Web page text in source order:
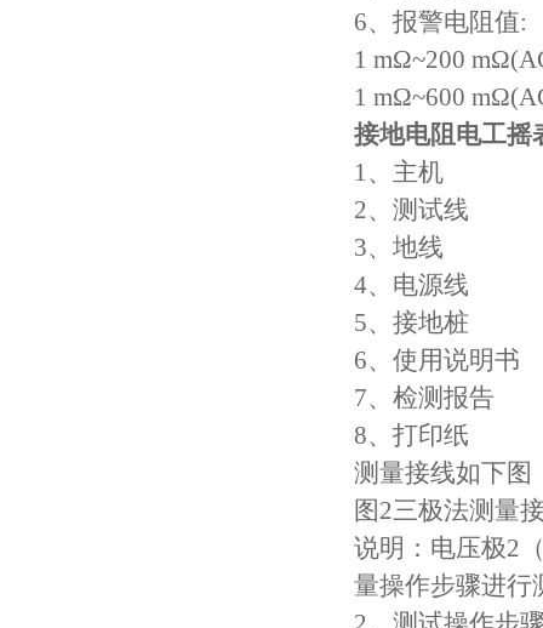
6、报警电阻值:
1 mΩ~200
1 mΩ~600
接地电阻电工摇
1、主
2、测试
3、地
4、电源
5、接地
6、使用
7、检测
8、打印
测量接线如下图
图2三极法测量
说明：电压极2
量操作步骤进行